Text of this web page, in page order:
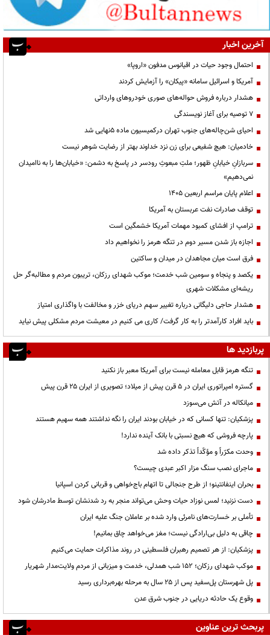
آخرین اخبار
احتمال وجود حیات در اقیانوس مدفون «اروپا»
آمریکا و اسرائیل سامانه «پیکان» را آزمایش کردند
هشدار درباره فروش حواله‌های صوری خودروهای وارداتی
۷ توصیه برای آغاز نویسندگی
احیای شن‌چاله‌های جنوب تهران درکمیسیون ماده ۵نهایی شد
خادمیان: هیچ شفیعی برای زن نزد خداوند بهتر از رضایت شوهر نیست
سربازانِ خیابانِ ظهور؛ ملتِ مبعوثِ رودسر در پاسخ به دشمن: «خیابان‌ها را به ناامیدان
نمی‌دهیم»
اعلام پایان مراسم اربعین ۱۴۰۵
توقف صادرات نفت عربستان به آمریکا
ترامپ از افشای کمبود مهمات آمریکا خشمگین است
اجازه باز شدن مسیر دوم در تنگه هرمز را نخواهیم داد
فرق است میان مجاهدان در میدان و ساکتین
یکصد و پنجاه و سومین شب خدمت؛ موکب شهدای رزکان، تریبون مردم و مطالبه‌گر حل
ریشه‌ای مشکلات شهری
هشدار حاجی دلیگانی درباره تغییر سهم دریای خزر و مخالفت با واگذاری امتیاز
باید افراد کارآمدتر را به کار گرفت/ کاری می کنیم در معیشت مردم مشکلی پیش نیاید
پربازدید ها
تنگه هرمز قابل معامله نیست برای آمریکا معبر باز نکنید
گستره امپراتوری ایران در ۵ قرن پیش از میلاد؛ تصویری از ایران ۲۵ قرن پیش
میانکاله در آتش می‌سوزد
پزشکیان: تنها کسانی که در خیابان بودند ایران را نگه نداشتند همه سهیم هستند
پارچه فروشی که هیچ نسبتی با بانک آینده ندارد!
وحدت مکرّراً و مؤکّداً تذکر داده شد
ماجرای نصب سنگ مزار اکبر عبدی چیست؟
بحران اینفانتینو؛ از طرح جنجالی تا اتهام باج‌خواهی و قربانی کردن اسپانیا
دست نزنید؛ لمس نوزاد حیات وحش می‌تواند منجر به رد شدنشان توسط مادرشان شود
تأملی بر خسارت‌های نامرئی وارد شده بر عاملان جنگ علیه ایران
چاقی به دلیل بی‌ارادگی نیست؛ مغز می‌خواهد چاق بمانیم!
پزشکیان: از هر تصمیم رهبران فلسطینی در روند مذاکرات حمایت می‌کنیم
موکب شهدای رزکان؛ ۱۵۲ شب همدلی، خدمت و میزبانی از مردم ولایت‌مدار شهریار
پل شهرستان پل‌سفید پس از ۲۵ سال به مرحله بهره‌برداری رسید
وقوع یک حادثه دریایی در جنوب شرق عدن
پربحث ترین عناوین